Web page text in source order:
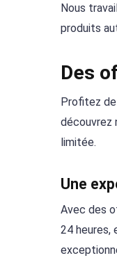
Nous
produits
Des
Profitez
découvrez
limitée.
Une
Avec des
24 heures,